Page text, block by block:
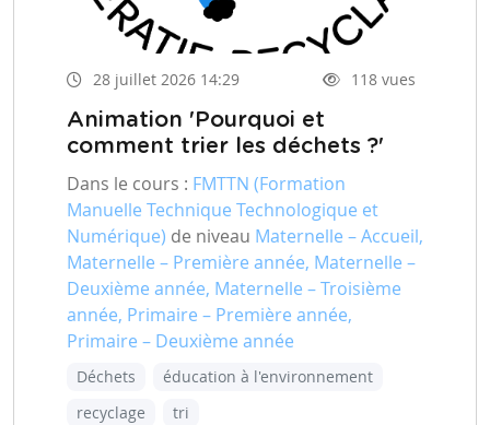
28 juillet 2026 14:29 118 vues
Animation 'Pourquoi et
comment trier les déchets ?'
Dans le cours : FMTTN (Formation
Manuelle Technique Technologique et
Numérique) de niveau Maternelle – Accueil,
Maternelle – Première année, Maternelle –
Deuxième année, Maternelle – Troisième
année, Primaire – Première année,
Primaire – Deuxième année
Déchets
éducation à l'environnement
recyclage
tri